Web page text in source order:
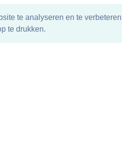
te analyseren en te
te drukken.